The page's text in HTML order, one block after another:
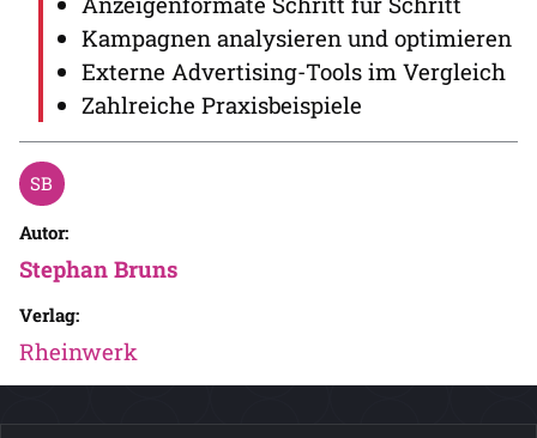
Kampagnen analysieren und optimieren
Externe Advertising-Tools im Vergleich
Zahlreiche Praxisbeispiele
Autor:
Stephan Bruns
Verlag:
Rheinwerk